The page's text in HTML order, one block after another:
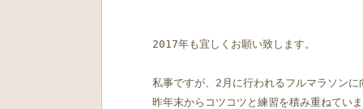
2017年も宜しくお願い致します。
私事ですが、2月に行われるフルマラソンに
昨年末からコツコツと練習を積み重ねてい